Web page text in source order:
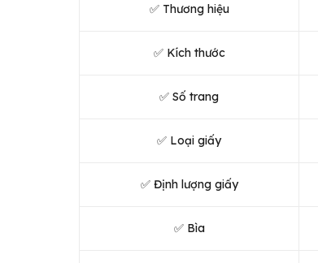
✅ Thương hiệu
✅ Kích thước
✅ Số trang
✅ Loại giấy
✅ Định lượng giấy
✅ Bìa